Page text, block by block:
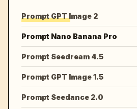
Prompt GPT Image 2
Prompt Nano Banana Pro
Prompt Seedream 4.5
Prompt GPT Image 1.5
Prompt Seedance 2.0